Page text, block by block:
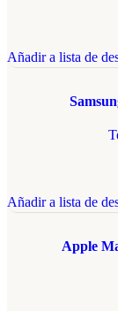
Añadir a lista de
Añadir a lista de
Apple